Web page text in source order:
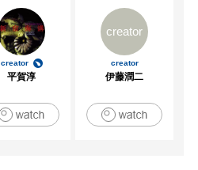
creator
平賀淳
creator
creator
伊藤潤二